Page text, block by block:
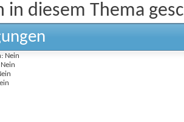
in diesem Thema
Nein
Nein